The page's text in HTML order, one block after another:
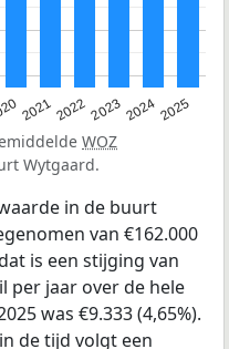
20212022202320242025
WOZ
Wytgaard.
in de buurt
van €162.000
is een stijging van
per jaar over de hele
was €9.333 (4,65%).
de tijd volgt een